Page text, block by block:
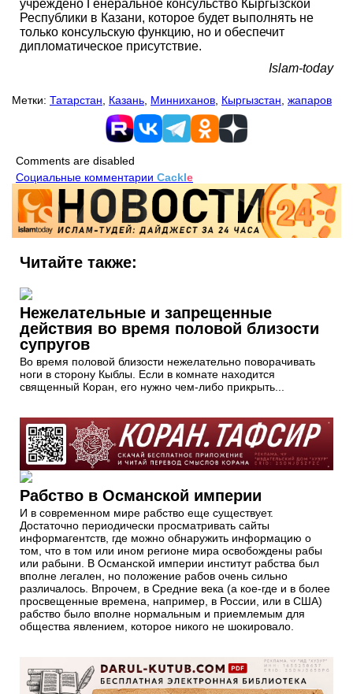
учреждено Генеральное консульство Кыргызской
Республики в Казани, которое будет выполнять не
только консульскую функцию, но и обеспечит
дипломатическое присутствие.
Islam-today
Метки: Татарстан Казань Минниханов Кыргызстан жапаров
Comments are disabled
Социальные комментарии Cackle
Читайте также:
Нежелательные и запрещенные
действия во время половой близости
супругов
Во время половой близости нежелательно поворачивать
ноги в сторону Кыблы. Если в комнате находится
священный Коран, его нужно чем-либо прикрыть...
Рабство в Османской империи
И в современном мире рабство еще существует.
Достаточно периодически просматривать сайты
информагентств, где можно обнаружить информацию о
том, что в том или ином регионе мира освобождены рабы
или рабыни. В Османской империи институт рабства был
вполне легален, но положение рабов очень сильно
различалось. Впрочем, в Средние века (а кое-где и в более
просвещенные времена, например, в России, или в США)
рабство было вполне нормальным и приемлемым для
общества явлением, которое никого не шокировало.